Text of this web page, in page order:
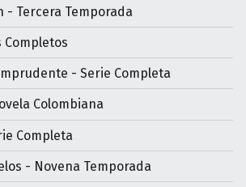
- Tercera Temporada
Completos
- Serie Completa
Colombiana
Completa
- Novena Temporada